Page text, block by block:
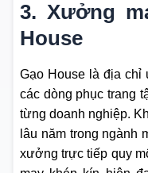
3. Xưởng
House
Gạo House là địa chỉ
các dòng phục trang
từng doanh nghiệp.
lâu năm trong ngành
xưởng trực tiếp quy